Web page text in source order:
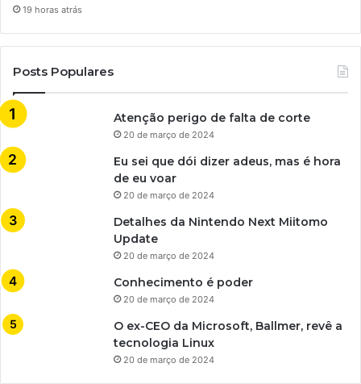
19 horas atrás
Posts Populares
Atenção perigo de falta de corte
20 de março de 2024
Eu sei que dói dizer adeus, mas é hora
de eu voar
20 de março de 2024
Detalhes da Nintendo Next Miitomo
Update
20 de março de 2024
Conhecimento é poder
20 de março de 2024
O ex-CEO da Microsoft, Ballmer, revê a
tecnologia Linux
20 de março de 2024